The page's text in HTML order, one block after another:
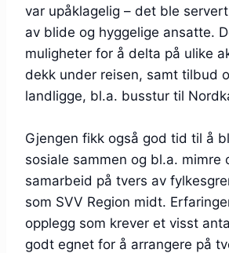
var upåklagelig – det ble
av blide og hyggelige ansatte.
muligheter for å delta på ulike
dekk under reisen, samt tilbud
landligge, bl.a. busstur til
Gjengen fikk også god tid til å
sosiale sammen og bl.a. mimre
samarbeid på tvers av
som SVV Region midt.
opplegg som krever et visst
godt egnet for å arrangere på